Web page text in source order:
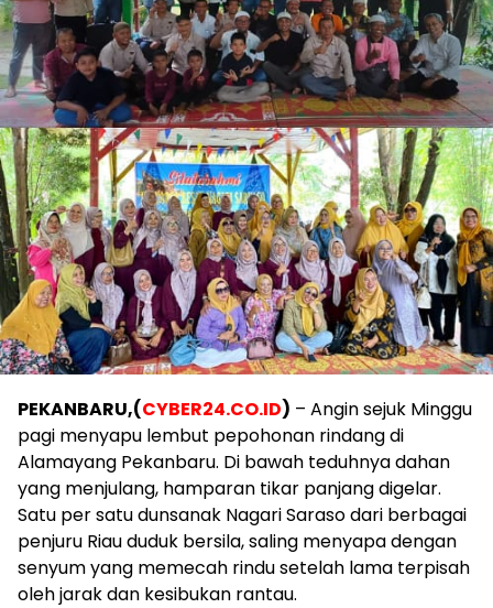
PEKANBARU,(CYBER24.CO.ID) – Angin sejuk Minggu
pagi menyapu lembut pepohonan rindang di
Alamayang Pekanbaru. Di bawah teduhnya dahan
yang menjulang, hamparan tikar panjang digelar.
Satu per satu dunsanak Nagari Saraso dari berbagai
penjuru Riau duduk bersila, saling menyapa dengan
senyum yang memecah rindu setelah lama terpisah
oleh jarak dan kesibukan rantau.